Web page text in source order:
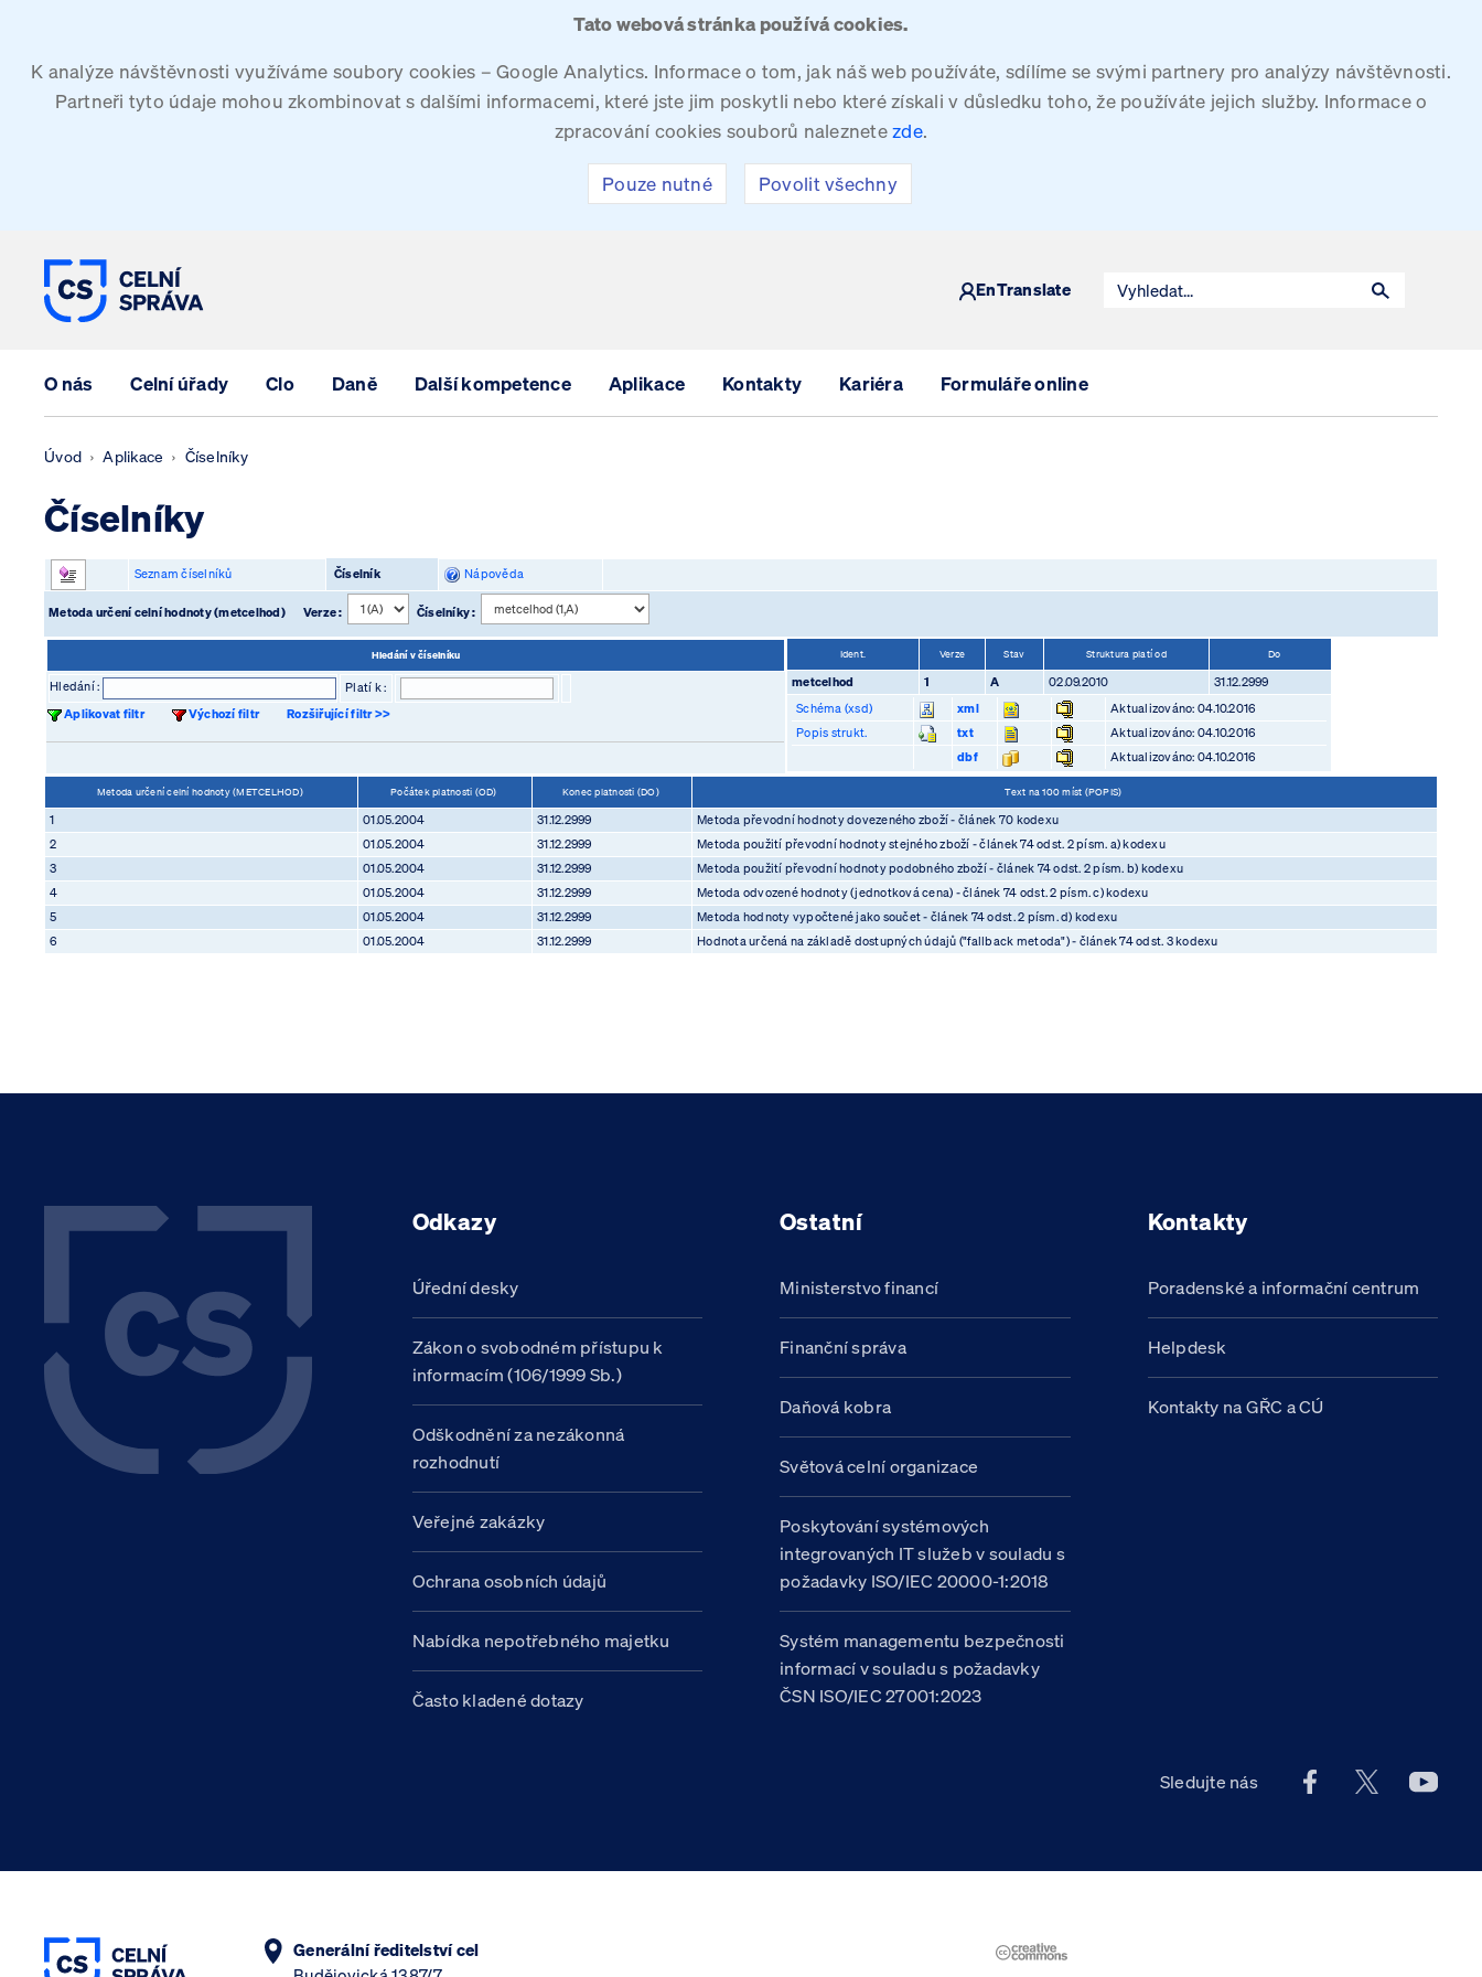
Tato webová stránka používá cookies.
K analýze návštěvnosti využíváme soubory cookies – Google Analytics. Informace o tom, jak náš web používáte, sdílíme se svými partnery pro analýzy návštěvnosti.
Partneři tyto údaje mohou zkombinovat s dalšími informacemi, které jste jim poskytli nebo které získali v důsledku toho, že používáte jejich služby. Informace o
zpracování cookies souborů naleznetezde.
Pouze nutné Povolit všechny
EnTranslate
O nás Celní úřady Clo Daně Další kompetence Aplikace Kontakty Kariéra Formuláře online
Úvod Aplikace Číselníky
Číselníky
Seznam číselníků Číselník Nápověda
Metoda určení celní hodnoty (metcelhod) Verze : Číselníky :
Hledání v číselníku
Hledání :
Platí k :
Aplikovat filtr
Výchozí filtr Rozšiřující filtr >>
Ident. Verze Stav Struktura platí od Do
metcelhod 1 A 02.09.2010
31.12.2999
Schéma (xsd)
xml
Aktualizováno: 04.10.2016
Popis strukt.
txt
Aktualizováno: 04.10.2016
dbf
Aktualizováno: 04.10.2016
Metoda určení celní hodnoty (METCELHOD) Počátek platnosti (OD) Konec platnosti (DO) Text na 100 míst (POPIS)
1 01.05.2004 31.12.2999
Metoda převodní hodnoty dovezeného zboží - článek 70 kodexu
2
01.05.2004 31.12.2999
Metoda použití převodní hodnoty stejného zboží - článek 74 odst. 2 písm. a) kodexu
3
01.05.2004 31.12.2999
Metoda použití převodní hodnoty podobného zboží - článek 74 odst. 2 písm. b) kodexu
4
01.05.2004 31.12.2999
Metoda odvozené hodnoty (jednotková cena) - článek 74 odst. 2 písm. c) kodexu
5
01.05.2004 31.12.2999
Metoda hodnoty vypočtené jako součet - článek 74 odst. 2 písm. d) kodexu
6
01.05.2004 31.12.2999 Hodnota určená na základě dostupných údajů ("fallback metoda") - článek 74 odst. 3 kodexu
Odkazy
Úřední desky
Zákon o svobodném přístupu k
informacím (106/1999 Sb.)
Odškodnění za nezákonná
rozhodnutí
Veřejné zakázky
Ochrana osobních údajů
Nabídka nepotřebného majetku
Často kladené dotazy
Ostatní
Ministerstvo financí
Finanční správa
Daňová kobra
Světová celní organizace
Poskytování systémových
integrovaných IT služeb v souladu s
požadavky ISO/IEC 20000-1:2018
Systém managementu bezpečnosti
informací v souladu s požadavky
ČSN ISO/IEC 27001:2023
Kontakty
Poradenské a informační centrum
Helpdesk
Kontakty na GŘC a CÚ
Sledujte nás Facebook účet
X účet
Generální ředitelství cel